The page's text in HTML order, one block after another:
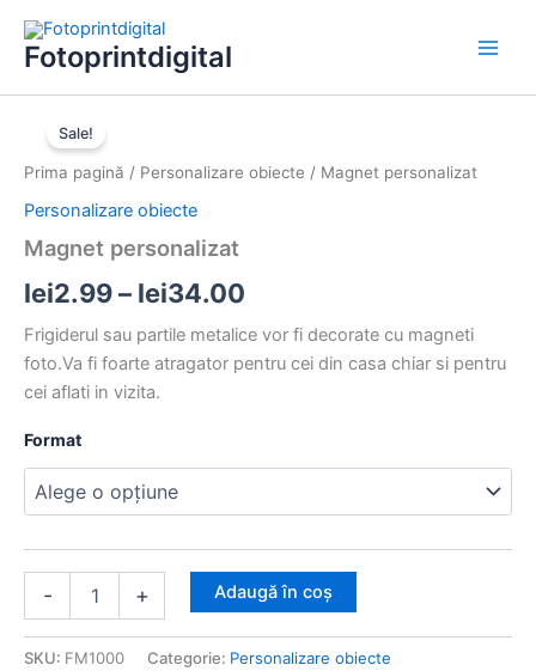
content
Fotoprintdigital
Sale!
Prima pagină / Personalizare obiecte / Magnet personalizat
Personalizare obiecte
Magnet personalizat
lei2.99– lei34.00
de
la
lei34.00
Frigiderul sau partile metalice vor fi decorate cu magneti
foto.Va fi foarte atragator pentru cei din casa chiar si pentru
cei aflati in vizita.
Format
-
Magnet
personalizat
+ Adaugă în coș
SKU: FM1000 Categorie: Personalizare obiecte